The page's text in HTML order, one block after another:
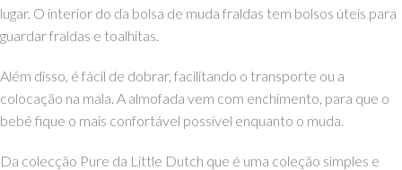
lugar. O interior do da bolsa de muda fraldas tem bolsos úteis para
guardar fraldas e toalhitas.
Além disso, é fácil de dobrar, facilitando o transporte ou a
colocação na mala. A almofada vem com enchimento, para que o
bebé fique o mais confortável possível enquanto o muda.
Da colecção Pure da Little Dutch que é uma coleção simples e